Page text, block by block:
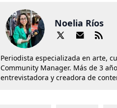
Noelia Ríos
Periodista especializada en arte,
Community Manager. Más de 3
entrevistadora y creadora de